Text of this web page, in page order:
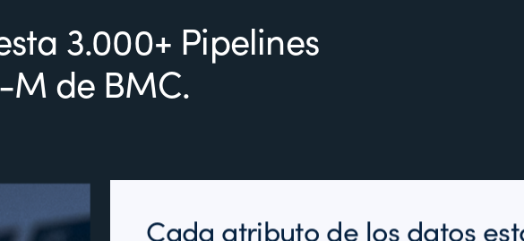
3.000+ Pipelines
de BMC.
Cada atributo de los datos